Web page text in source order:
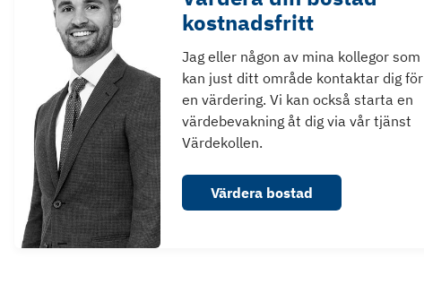
kostnadsfritt
Jag eller någon av mina kollegor som
kan just ditt område kontaktar dig för
en värdering. Vi kan också starta en
värdebevakning åt dig via vår tjänst
Värdekollen.
Värdera bostad